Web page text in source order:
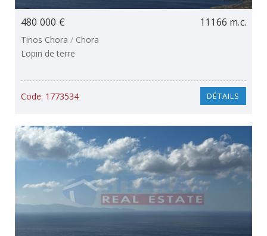
480 000 € 11166 m.c.
Tinos Chora / Chora
Lopin de terre
Code: 1773534 DÉTAILS